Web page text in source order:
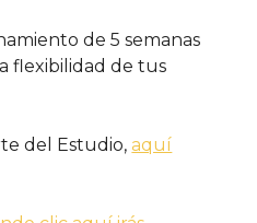
de 5 semanas
flexibilidad de tus
del Estudio,aquí